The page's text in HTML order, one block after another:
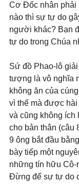
Cơ Đốc nhân phải
nào thì sự tự do
người khác? Bạn
tự do trong Chúa
Sứ đồ Phao-lô
tượng là vô nghĩa
không ăn của
vì thế mà được
và cũng không ích
cho bản thân (câu
9 ông bắt đầu
bày tiếp một
những tín hữu Cô-
Đừng để sự tự do